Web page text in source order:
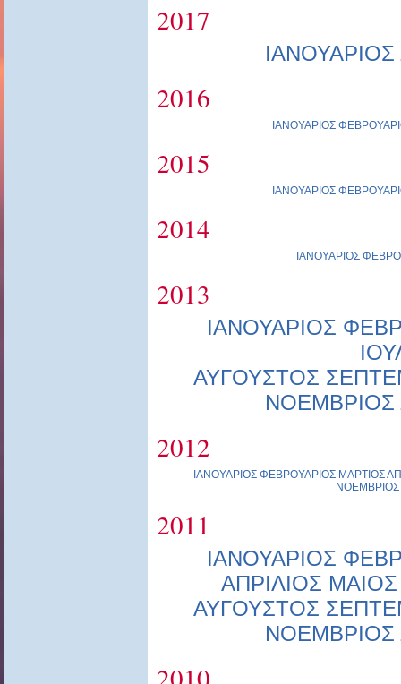
2017
ΙΑΝΟΥΑΡΙΟΣ
2016
ΙΑΝΟΥΑΡΙΟΣ
2015
ΙΑΝΟΥΑΡΙΟΣ
2014
ΙΑΝΟΥΑΡΙΟΣ
2013
ΙΑΝΟΥΑΡΙΟΣ
ΑΥΓΟΥΣΤΟΣ
ΝΟΕΜΒΡΙΟΣ
2012
ΙΑΝΟΥΑΡΙΟΣ ΦΕΒΡΟΥΑΡΙΟΣ ΜΑΡΤΙΟΣ
ΝΟΕΜΒΡΙΟΣ
2011
ΙΑΝΟΥΑΡΙΟΣ
ΑΠΡΙΛΙΟΣ ΜΑΙΟΣ
ΑΥΓΟΥΣΤΟΣ
ΝΟΕΜΒΡΙΟΣ